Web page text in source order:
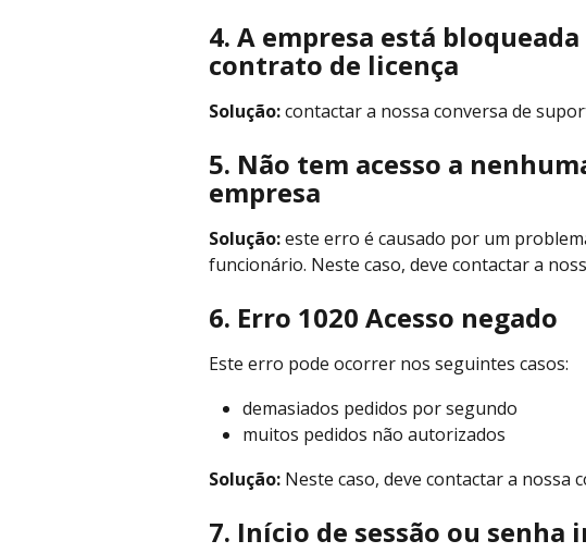
4. A empresa está
contrato de licença
Solução: contactar a nossa conversa de
5. Não tem acesso a
empresa
Solução: este erro é causado por um
funcionário. Neste caso, deve contactar a
6. Erro 1020 Acesso negado
Este erro pode ocorrer nos seguintes casos:
demasiados pedidos por segundo
muitos pedidos não autorizados
Solução: Neste caso, deve contactar a nossa
7. Início de sessão ou senha